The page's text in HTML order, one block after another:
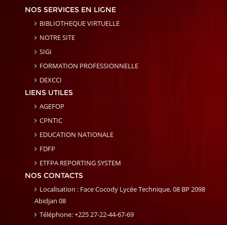
NOS SERVICES EN LIGNE
BIBLIOTHEQUE VIRTUELLE
NOTRE SITE
SIGI
FORMATION PROFESSIONNELLE
DEXCCI
LIENS UTILES
AGEFOP
CPNTIC
EDUCATION NATIONALE
FDFP
ETFPA REPORTING SYSTEM
NOS CONTACTS
Localisation : Face Cocody Lycée Technique, 08 BP 2098
Abidjan 08
Téléphone: +225 27-22-44-67-69